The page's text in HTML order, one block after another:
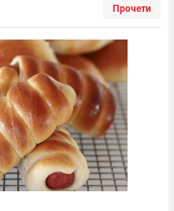
Прочети